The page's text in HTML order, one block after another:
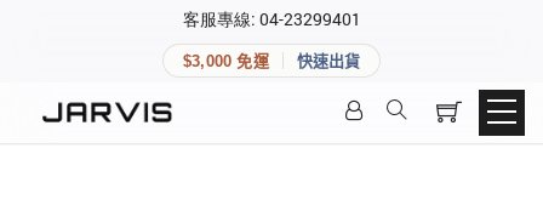
客服專線: 04-23299401
$3,000 免運 快速出貨
快速連結
登入後可查看訂單、會員資料與收藏清單。